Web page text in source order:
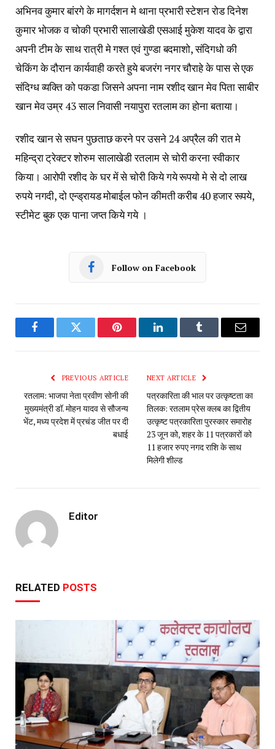
अभिनव कुमार बांरगे के मागर्दशन मे थाना प्रभारी स्टेशन रोड दिनेश
कुमार भोजक व चोकी प्रभारी सालाखेडी एसआई मुकेश यादव के द्वारा
अपनी टीम के साथ रात्री मे गश्त एवं गुण्डा बदमाशो, संदिगधो की
चेकिंग के दौरान कार्यवाही करते हुये बजरंग नगर चौराहे के पास से एक
संदिग्ध व्यक्ति को पकडा जिसने अपना नाम रशीद खान मेव पिता साबीर
खान मेव उम्र 43 साल निवासी नयापुरा रतलाम का होना बताया।
रशीद खान से सघन पुछताछ करने पर उसने 24 अप्रैल की रात मे
महिन्द्रा ट्रेक्टर शोरुम सालाखेडी रतलाम से चोरी करना स्वीकार
किया। आरोपी रशीद के घर में से चोरी किये गये रूपयो मे से दो लाख
रुपये नगदी, दो एन्ड्रायड मोबाईल फोन कीमती करीब 40 हजार रूपये,
स्टीमेट बुक एक पाना जप्त किये गये ।
Follow on Facebook
FacebookTwitter Pinterest LinkedInTumblr Email
PREVIOUS ARTICLE
रतलाम: भाजपा नेता प्रवीण सोनी की
मुख्यमंत्री डॉ. मोहन यादव से सौजन्य
भेंट, मध्य प्रदेश में प्रचंड जीत पर दी
बधाई
NEXT ARTICLE
पत्रकारिता की भाल पर उत्कृष्टता का
तिलक: रतलाम प्रेस क्लब का द्वितीय
उत्कृष्ट पत्रकारिता पुरस्कार समारोह
23 जून को, शहर के 11 पत्रकारों को
11 हजार रुपए नगद राशि के साथ
मिलेगी शील्ड
Editor
RELATED POSTS